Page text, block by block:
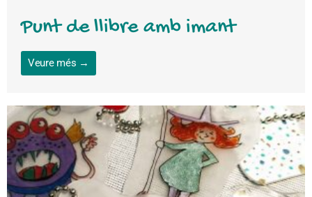
Punt de llibre amb imant
Veure més →